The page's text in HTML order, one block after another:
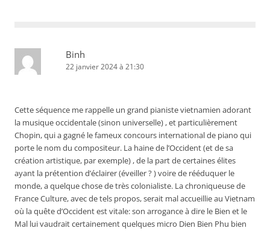
Binh
22 janvier 2024 à 21:30
Cette séquence me rappelle un grand pianiste vietnamien adorant
la musique occidentale (sinon universelle) , et particulièrement
Chopin, qui a gagné le fameux concours international de piano qui
porte le nom du compositeur. La haine de l’Occident (et de sa
création artistique, par exemple) , de la part de certaines élites
ayant la prétention d’éclairer (éveiller ? ) voire de rééduquer le
monde, a quelque chose de très colonialiste. La chroniqueuse de
France Culture, avec de tels propos, serait mal accueillie au Vietnam
où la quête d’Occident est vitale: son arrogance à dire le Bien et le
Mal lui vaudrait certainement quelques micro Dien Bien Phu bien